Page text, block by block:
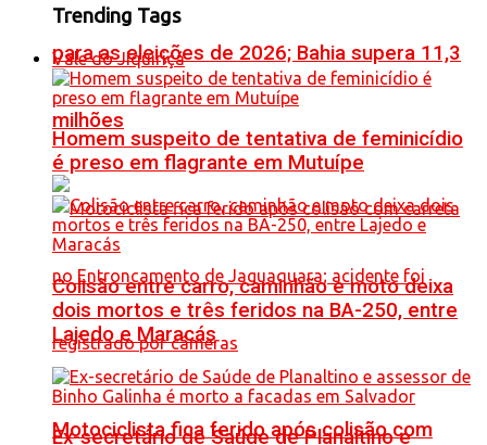
para as eleições de 2026; Bahia supera 11,3
milhões
Motociclista fica ferido após colisão com
Trending Tags
Vale do Jiquiriçá
Homem suspeito de tentativa de feminicídio
é preso em flagrante em Mutuípe
Colisão entre carro, caminhão e moto deixa
dois mortos e três feridos na BA-250, entre
Lajedo e Maracás
Ex-secretário de Saúde de Planaltino e